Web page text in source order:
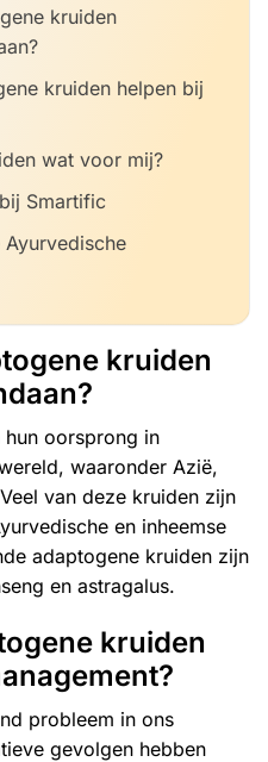
kruiden
kruiden helpen bij
wat voor mij?
Smartific
kruiden
oorsprong in
waaronder Azië,
van deze kruiden zijn
en inheemse
adaptogene kruiden zijn
en astragalus.
kruiden
probleem in ons
gevolgen hebben